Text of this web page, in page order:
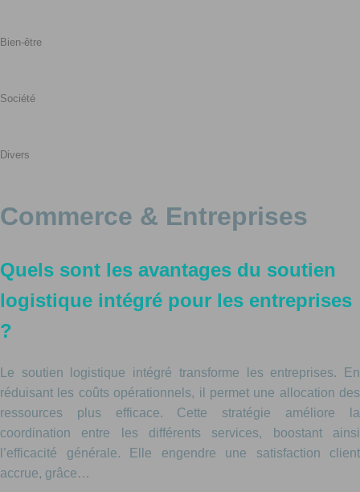
Bien-être
Société
Divers
Commerce & Entreprises
Quels sont les avantages du soutien
logistique intégré pour les entreprises
?
Le soutien logistique intégré transforme les entreprises. En
réduisant les coûts opérationnels, il permet une allocation des
ressources plus efficace. Cette stratégie améliore la
coordination entre les différents services, boostant ainsi
l’efficacité générale. Elle engendre une satisfaction client
accrue, grâce…